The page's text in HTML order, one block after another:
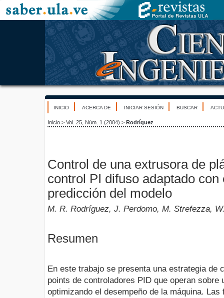
INICIO ACERCA DE INICIAR SESIÓN BUSCAR
Inicio > Vol. 25, Núm. 1 (2004) > Rodríguez
Control de una extrusora de
control PI difuso adaptado con
predicción del modelo
M. R. Rodríguez, J. Perdomo, M. Strefezza,
Resumen
En este trabajo se presenta una estrategia de
points de controladores PID que operan sobre
optimizando el desempeño de la máquina.